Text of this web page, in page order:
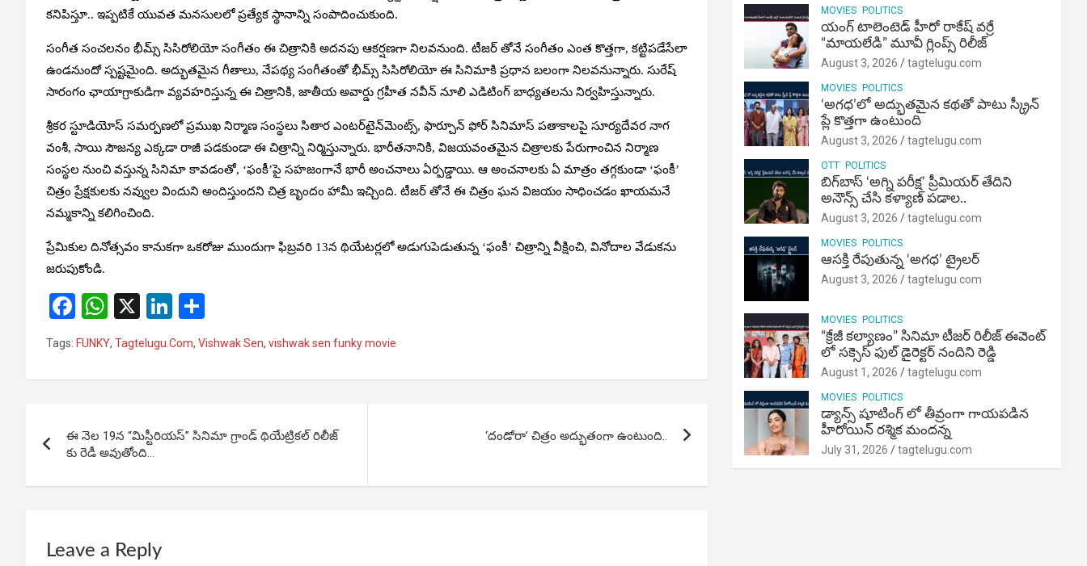
కనిపిస్తూ.. ఇప్పటికే యువత మనసులలో ప్రత్యేక స్థానాన్ని సంపాదించుకుంది.
సంగీత సంచలనం భీమ్స్ సిసిరోలియో సంగీతం ఈ చిత్రానికి అదనపు ఆకర్షణగా నిలవనుంది. టీజర్ తోనే సంగీతం ఎంత కొత్తగా, కట్టిపడేసేలా
ఉండనుందో స్పష్టమైంది. అద్భుతమైన గీతాలు, నేపథ్య సంగీతంతో భీమ్స్ సిసిరోలియో ఈ సినిమాకి ప్రధాన బలంగా నిలవనున్నారు. సురేష్
సారంగం ఛాయాగ్రాకుడిగా వ్యవహరిస్తున్న ఈ చిత్రానికి, జాతీయ అవార్డు గ్రహీత నవీన్ నూలి ఎడిటింగ్ బాధ్యతలను నిర్వహిస్తున్నారు.
శ్రీకర స్టూడియోస్ సమర్పణలో ప్రముఖ నిర్మాణ సంస్థలు సితార ఎంటర్‌టైన్‌మెంట్స్, ఫార్చూన్ ఫోర్ సినిమాస్ పతాకాలపై సూర్యదేవర నాగ
వంశీ, సాయి సౌజన్య ఎక్కడా రాజీ పడకుండా ఈ చిత్రాన్ని నిర్మిస్తున్నారు. భారీతనానికి, విజయవంతమైన చిత్రాలకు పేరుగాంచిన నిర్మాణ
సంస్థల నుంచి వస్తున్న సినిమా కావడంతో, ‘ఫంకీ’పై సహజంగానే భారీ అంచనాలు ఏర్పడ్డాయి. ఆ అంచనాలకు ఏ మాత్రం తగ్గకుండా ‘ఫంకీ’
చిత్రం ప్రేక్షకులకు నవ్వుల విందుని అందిస్తుందని చిత్ర బృందం హామీ ఇచ్చింది. టీజర్ తోనే ఈ చిత్రం ఘన విజయం సాధించడం ఖాయమనే
నమ్మకాన్ని కలిగించింది.
ప్రేమికుల దినోత్సవం కానుకగా ఒకరోజు ముందుగా ఫిబ్రవరి 13న థియేటర్లలో అడుగుపెడుతున్న ‘ఫంకీ’ చిత్రాన్ని వీక్షించి, వినోదాల వేడుకను
జరుపుకోండి.
F
a
ce
b
o
k
W
h
at
s
p
p
X
Li
n
ke
dI
h
ar
e
Tags: FUNKY, Tagtelugu.Com, Vishwak Sen, vishwak sen funky movie
navigation
ఈ నెల 19న “మిస్టీరియస్” సినిమా గ్రాండ్ థియేట్రికల్ రిలీజ్
కు రెడీ అవుతోంది…
‘దండోరా’ చిత్రం అద్భుతంగా ఉంటుంది..
Leave a Reply
MOVIES POLITICS
యంగ్ టాలెంటెడ్ హీరో రాకేష్ వర్రే
“మాయలేడి” మూవీ గ్లింప్స్ రిలీజ్
August 3, 2026 tagtelugu.com
MOVIES POLITICS
‘అగధ’లో అద్భుతమైన కథతో పాటు స్క్రీన్
ప్లే కొత్తగా ఉంటుంది
August 3, 2026 tagtelugu.com
OTT POLITICS
బిగ్‌బాస్ ‘అగ్ని ప‌రీక్ష‌’ ప్రీమియర్ తేదిని
అనౌన్స్ చేసి కళ్యాణ్ పడాల..
August 3, 2026 tagtelugu.com
MOVIES POLITICS
ఆసక్తి రేపుతున్న ‘అగధ’ ట్రైలర్
August 3, 2026 tagtelugu.com
MOVIES POLITICS
“క్రేజీ కల్యాణం” సినిమా టీజర్ రిలీజ్ ఈవెంట్
లో సక్సెస్ ఫుల్ డైరెక్టర్ నందిని రెడ్డి
August 1, 2026 tagtelugu.com
MOVIES POLITICS
డ్యాన్స్ షూటింగ్ లో తీవ్రంగా గాయపడిన
హీరోయిన్ రశ్మిక మందన్న
July 31, 2026 tagtelugu.com